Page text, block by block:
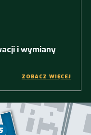
i wymiany
ZOBACZ WIĘCEJ